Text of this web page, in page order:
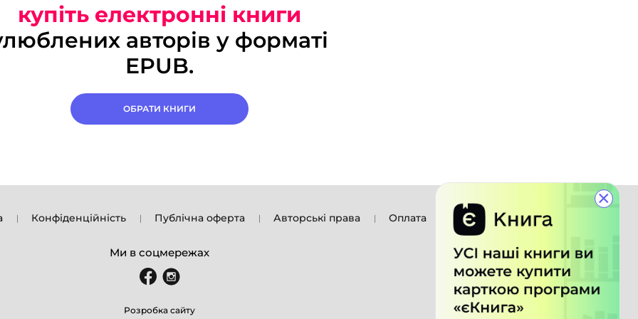
×
купіть електронні книги
авторів у форматі
EPUB.
ОБРАТИ КНИГИ
Конфіденційність Публічна оферта Авторські права Оплата
Ми в соцмережах
Розробка сайту